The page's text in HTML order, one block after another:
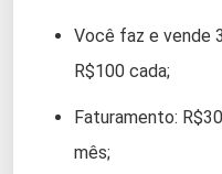
Você faz e vende
R$100 cada;
Faturamento:
mês;